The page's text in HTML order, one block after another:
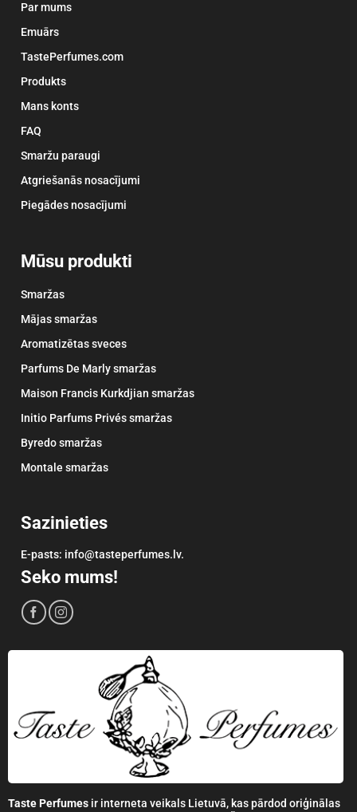
Par mums
Emuārs
TastePerfumes.com
Produkts
Mans konts
FAQ
Smaržu paraugi
Atgriešanās nosacījumi
Piegādes nosacījumi
Mūsu produkti
Smaržas
Mājas smaržas
Aromatizētas sveces
Parfums De Marly smaržas
Maison Francis Kurkdjian smaržas
Initio Parfums Privés smaržas
Byredo smaržas
Montale smaržas
Sazinieties
E-pasts: info@tasteperfumes.lv.
Seko mums!
Taste Perfumesir interneta veikals Lietuvā, kas pārdod oriģinālas